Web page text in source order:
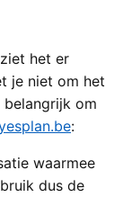
het er
je niet om het
om
:
waarmee
dus de